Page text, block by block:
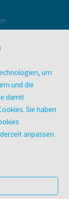
um
und die
damit
Sie haben
anpassen.